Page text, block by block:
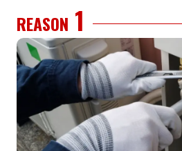
REASON 1